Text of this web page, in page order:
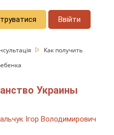
Ввійти
Как получить
Украины
Ігор Володимирович